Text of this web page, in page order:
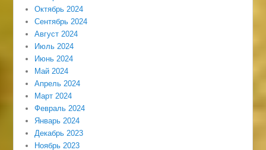
Октябрь 2024
Сентябрь 2024
Август 2024
Июль 2024
Июнь 2024
Май 2024
Апрель 2024
Март 2024
Февраль 2024
Январь 2024
Декабрь 2023
Ноябрь 2023